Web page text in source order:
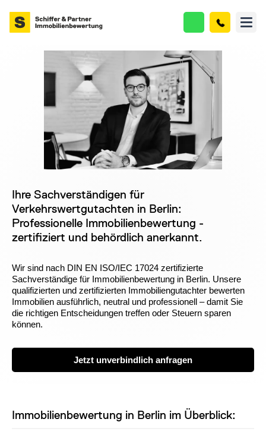
Ihre Sachverständigen für
Verkehrswertgutachten in Berlin:
Professionelle Immobilienbewertung -
zertifiziert und behördlich anerkannt.
Wir sind nach DIN EN ISO/IEC 17024 zertifizierte
Sachverständige für Immobilienbewertung in Berlin. Unsere
qualifizierten und zertifizierten Immobiliengutachter bewerten
Immobilien ausführlich, neutral und professionell – damit Sie
die richtigen Entscheidungen treffen oder Steuern sparen
können.
Jetzt unverbindlich anfragen
Immobilienbewertung in Berlin im Überblick: